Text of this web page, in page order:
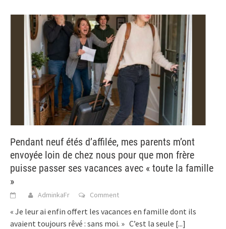
Pendant neuf étés d’affilée, mes parents m’ont
envoyée loin de chez nous pour que mon frère
puisse passer ses vacances avec « toute la famille
»
AdminkaFr Comment
« Je leur ai enfin offert les vacances en famille dont ils
avaient toujours rêvé : sans moi. » C’est la seule [...]